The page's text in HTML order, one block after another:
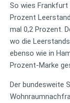
So wies Frankfurt
Prozent
mal 0,2 Prozent.
wo die
ebenso wie in
Prozent-Marke
Der bundesweite